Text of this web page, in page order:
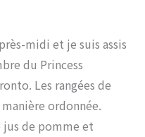
midi et je suis assis
du Princess
Les rangées de
ordonnée.
de pomme et